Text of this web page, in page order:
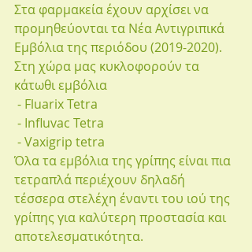
Στα φαρμακεία έχουν αρχίσει να
προμηθεύονται τα Νέα Αντιγριπικά
Εμβόλια της περιόδου (2019-2020).
Στη χώρα μας κυκλοφορούν τα
κάτωθι εμβόλια
- Fluarix Tetra
- Influvac Tetra
- Vaxigrip tetra
Όλα τα εμβόλια της γρίπης είναι πια
τετραπλά περιέχουν δηλαδή
τέσσερα στελέχη έναντι του ιού της
γρίπης για καλύτερη προστασία και
αποτελεσματικότητα.